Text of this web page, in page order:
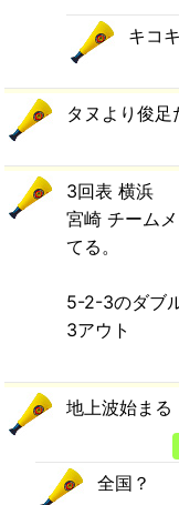
キコ
タヌより俊
3回表 横浜
宮崎 チーム
てる。
5-2-3のダブ
3アウト
地上波始まる
全国？